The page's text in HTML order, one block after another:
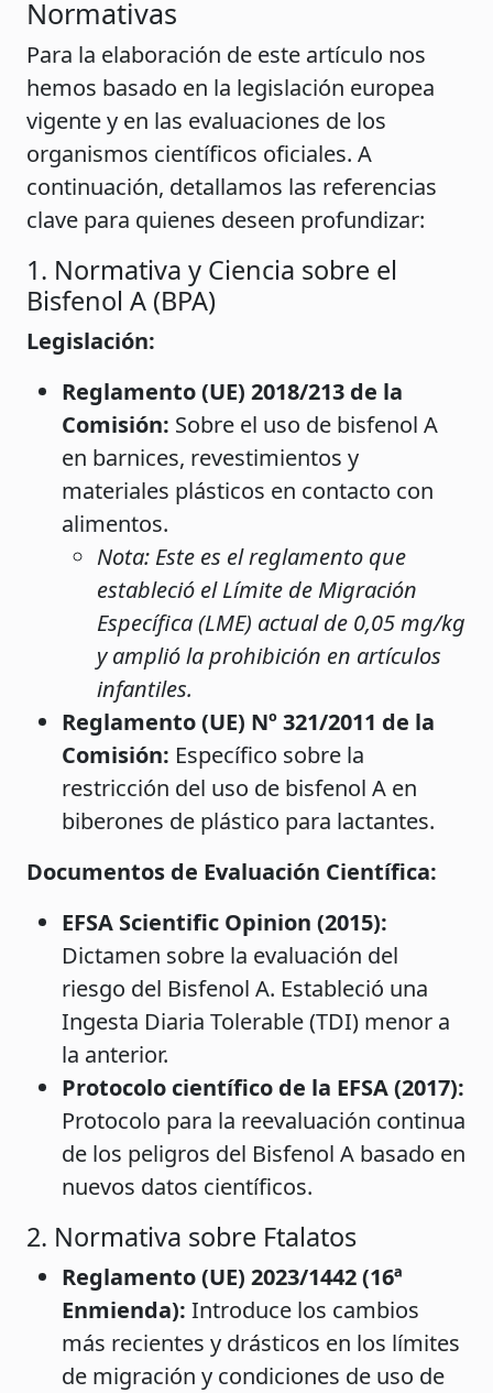
Normativas
Para la elaboración de este artículo nos
hemos basado en la legislación europea
vigente y en las evaluaciones de los
organismos científicos oficiales. A
continuación, detallamos las referencias
clave para quienes deseen profundizar:
1. Normativa y Ciencia sobre el
Bisfenol A (BPA)
Legislación:
Reglamento (UE) 2018/213 de la
Comisión: Sobre el uso de bisfenol A
en barnices, revestimientos y
materiales plásticos en contacto con
alimentos.
Nota: Este es el reglamento que
estableció el Límite de Migración
Específica (LME) actual de 0,05 mg/kg
y amplió la prohibición en artículos
infantiles.
Reglamento (UE) Nº 321/2011 de la
Comisión: Específico sobre la
restricción del uso de bisfenol A en
biberones de plástico para lactantes.
Documentos de Evaluación Científica:
EFSA Scientific Opinion (2015):
Dictamen sobre la evaluación del
riesgo del Bisfenol A. Estableció una
Ingesta Diaria Tolerable (TDI) menor a
la anterior.
Protocolo científico de la EFSA (2017):
Protocolo para la reevaluación continua
de los peligros del Bisfenol A basado en
nuevos datos científicos.
2. Normativa sobre Ftalatos
Reglamento (UE) 2023/1442 (16ª
Enmienda): Introduce los cambios
más recientes y drásticos en los límites
de migración y condiciones de uso de